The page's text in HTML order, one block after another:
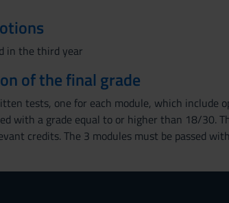
in the third year
of the final grade
tests, one for each module, which include
with a grade equal to or higher than 18/
credits. The 3 modules must be passed